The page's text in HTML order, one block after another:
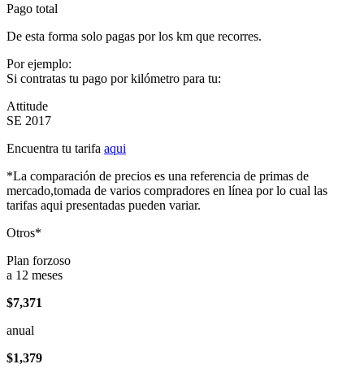
Pago total
De esta forma solo pagas por los km que recorres.
Por ejemplo:
Si contratas tu pago por kilómetro para tu:
Attitude
SE 2017
Encuentra tu tarifa aqui
*La comparación de precios es una referencia de primas de
mercado,tomada de varios compradores en línea por lo cual las
tarifas aqui presentadas pueden variar.
Otros*
Plan forzoso
a 12 meses
$7,371
anual
$1,379